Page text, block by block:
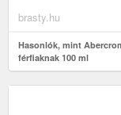
brasty.hu
Hasonlók, mint
férfiaknak 100 ml